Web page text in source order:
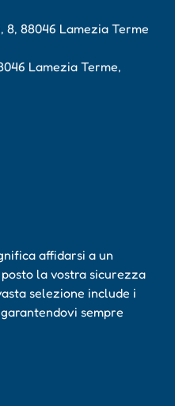
88046 Lamezia Terme
Lamezia Terme,
affidarsi a un
la vostra sicurezza
selezione include i
sempre